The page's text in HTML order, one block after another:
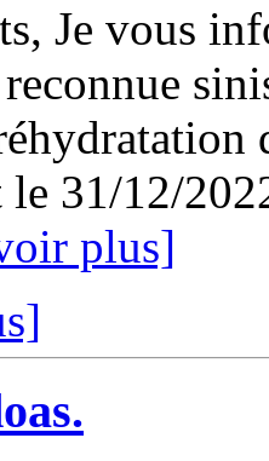
Je vous
31/12/
plus]